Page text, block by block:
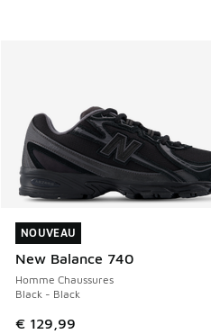
NOUVEAU
New Balance 740
Homme Chaussures
Black - Black
€ 129,99
NOUVEAU